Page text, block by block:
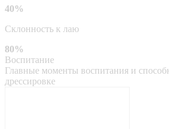
40%
Склонность к лаю
80%
Воспитание
Главные моменты воспитания и
дрессировке